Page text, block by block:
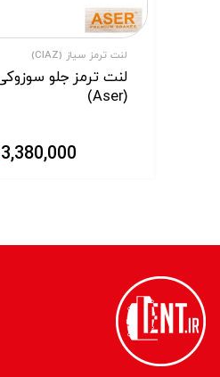
لنت ترمز سیاز (CIAZ)
لنت ترمز جلو
(Aser)
3,380,000